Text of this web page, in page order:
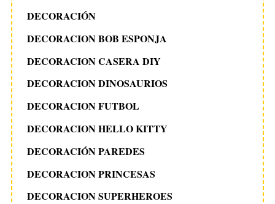
DECORACIÓN
DECORACION BOB ESPONJA
DECORACION CASERA DIY
DECORACION DINOSAURIOS
DECORACION FUTBOL
DECORACION HELLO KITTY
DECORACIÓN PAREDES
DECORACION PRINCESAS
DECORACION SUPERHEROES